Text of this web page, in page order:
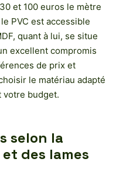
et 100 euros le mètre
PVC est accessible
quant à lui, se situe
excellent compromis
de prix et
le matériau adapté
votre budget.
selon la
des lames